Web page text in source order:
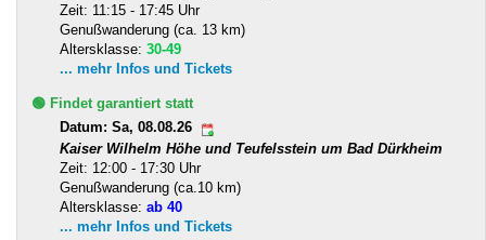
Zeit: 11:15 - 17:45 Uhr
Genußwanderung (ca. 13 km)
Altersklasse: 30-49
... mehr Infos und Tickets
🟢 Findet garantiert statt
Datum: Sa, 08.08.26
Kaiser Wilhelm Höhe und Teufelsstein um Bad Dürkheim
Zeit: 12:00 - 17:30 Uhr
Genußwanderung (ca.10 km)
Altersklasse: ab 40
... mehr Infos und Tickets